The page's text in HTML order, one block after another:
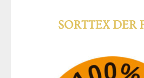
SORTTEX DER